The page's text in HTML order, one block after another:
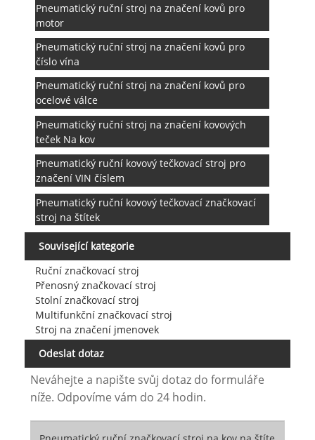
Pneumatický ruční stroj na značení kovů pro
motor
Pneumatický ruční stroj na značení kovů pro
číslo vína
Pneumatický ruční stroj na značení kovů pro
ocelové válce
Pneumatický ruční stroj na značení kovových
teček Na kov
Pneumatický ruční kovový tečkovací stroj pro
značení VIN číslem
Pneumatický ruční kovový tečkovací značkovací
stroj na štítek
Související kategorie
Ruční značkovací stroj
Přenosný značkovací stroj
Stolní značkovací stroj
Multifunkční značkovací stroj
Stroj na značení jmenovek
Odeslat dotaz
Neváhejte a napište svůj dotaz do formuláře
níže. Odpovíme vám do 24 hodin.